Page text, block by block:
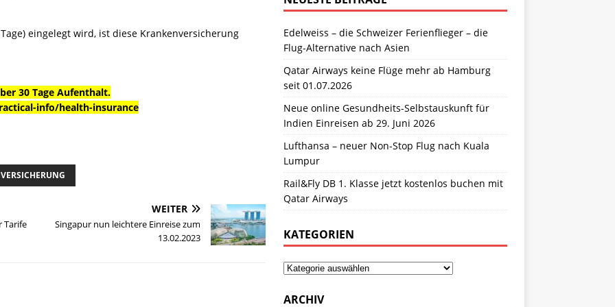
eingelegt wird, ist diese Krankenversicherung
30 Tage Aufenthalt.
info/health-insurance
Tarife
WEITER
Singapur nun leichtere Einreise zum
13.02.2023
Edelweiss – die Schweizer Ferienflieger – die
Flug-Alternative nach Asien
Qatar Airways keine Flüge mehr ab Hamburg
seit 01.07.2026
Neue online Gesundheits-Selbstauskunft für
Indien Einreisen ab 29. Juni 2026
Lufthansa – neuer Non-Stop Flug nach Kuala
Lumpur
Rail&Fly DB 1. Klasse jetzt kostenlos buchen mit
Qatar Airways
KATEGORIEN
ARCHIV